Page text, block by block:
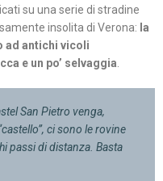
su una serie di stradine
insolita di Verona: la
ad antichi vicoli
e un po’ selvaggia.
San Pietro venga,
ci sono le rovine
passi di distanza. Basta